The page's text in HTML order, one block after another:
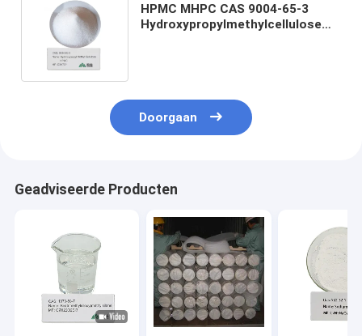
HPMC MHPC CAS 9004-65-3
Hydroxypropylmethylcellulose
Doorgaan
Geadviseerde Producten